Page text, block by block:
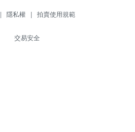
| 隱私權 | 拍賣使用規範
交易安全